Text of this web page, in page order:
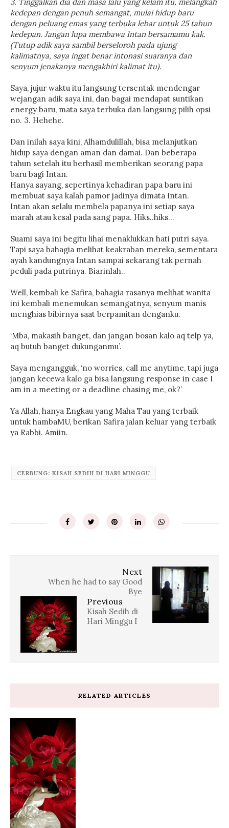
kedepan dengan penuh semangat, mulai hidup baru
dengan peluang emas yang terbuka lebar untuk 25 tahun
kedepan. Jangan lupa membawa Intan bersamamu kak.
(Tutup adik saya sambil berseloroh pada ujung
kalimatnya, saya ingat benar intonasi suaranya dan
senyum jenakanya mengakhiri kalimat itu).
Saya, jujur waktu itu langsung tersentak mendengar
wejangan adik saya ini, dan bagai mendapat suntikan
energy baru, mata saya terbuka dan langsung pilih opsi
no. 3. Hehehe.
Dan inilah saya kini, Alhamdulillah, bisa melanjutkan
hidup saya dengan aman dan damai. Dan beberapa
tahun setelah itu berhasil memberikan seorang papa
baru bagi Intan.
Hanya sayang, sepertinya kehadiran papa baru ini
membuat saya kalah pamor jadinya dimata Intan.
Intan akan selalu membela papanya ini setiap saya
marah atau kesal pada sang papa. Hiks..hiks…
Suami saya ini begitu lihai menaklukkan hati putri saya.
Tapi saya bahagia melihat keakraban mereka, sementara
ayah kandungnya Intan sampai sekarang tak pernah
peduli pada putrinya. Biarinlah..
Well, kembali ke Safira, bahagia rasanya melihat wanita
ini kembali menemukan semangatnya, senyum manis
menghias bibirnya saat berpamitan denganku.
‘Mba, makasih banget, dan jangan bosan kalo aq telp ya,
aq butuh banget dukunganmu’.
Saya mengangguk, ‘no worries, call me anytime, tapi juga
jangan kecewa kalo ga bisa langsung response in case I
am in a meeting or a deadline chasing me, ok?’
Ya Allah, hanya Engkau yang Maha Tau yang terbaik
untuk hambaMU, berikan Safira jalan keluar yang terbaik
ya Rabbi. Amiin.
CERBUNG: KISAH SEDIH DI HARI MINGGU
Next
When he had to say Good
Bye
Previous
Kisah Sedih di
Hari Minggu I
RELATED ARTICLES